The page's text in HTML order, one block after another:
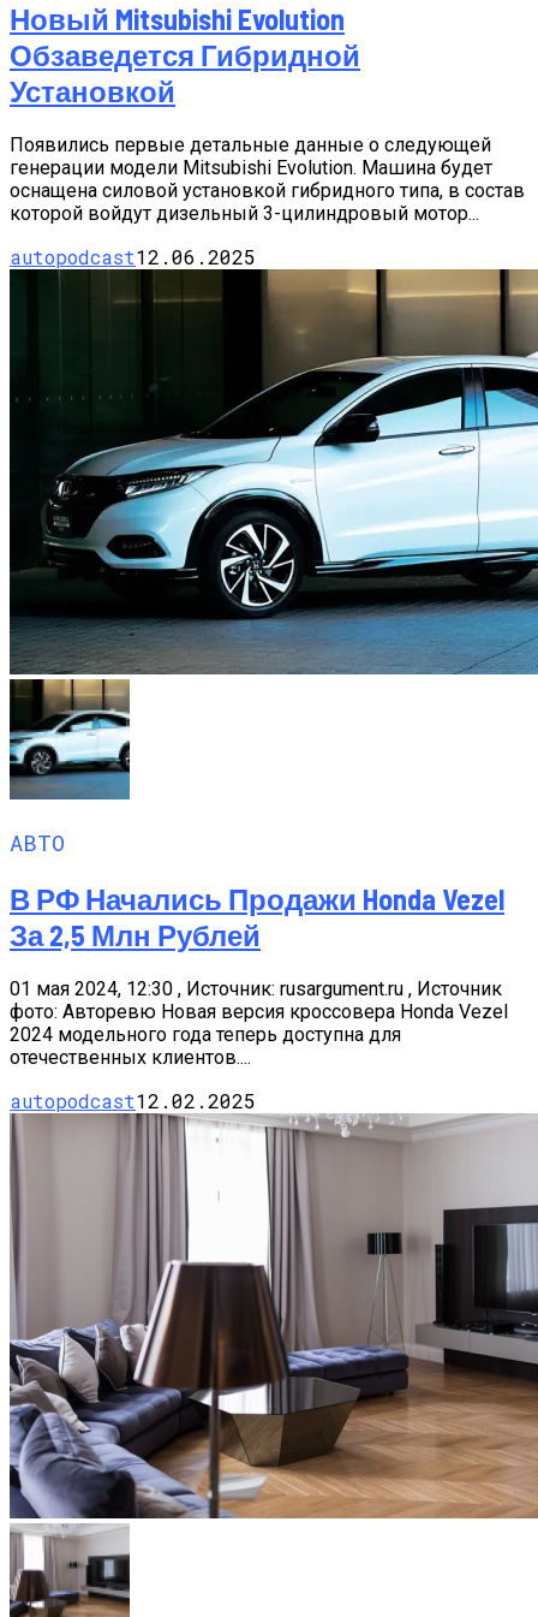
Новый Mitsubishi Evolution
Обзаведется Гибридной
Установкой
Появились первые детальные данные о следующей
генерации модели Mitsubishi Evolution. Машина будет
оснащена силовой установкой гибридного типа, в состав
которой войдут дизельный 3-цилиндровый мотор...
autopodcast12.06.2025
АВТО
В РФ Начались Продажи Honda Vezel
За 2,5 Млн Рублей
01 мая 2024, 12:30 , Источник: rusargument.ru , Источник
фото: Авторевю Новая версия кроссовера Honda Vezel
2024 модельного года теперь доступна для
отечественных клиентов....
autopodcast12.02.2025